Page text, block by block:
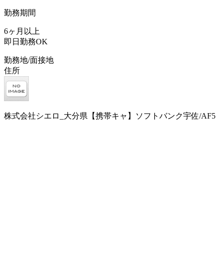
勤務期間
6ヶ月以上
即日勤務OK
勤務地/面接地
住所
株式会社シエロ_大分県【携帯キャ】ソフトバンク宇佐/AF5